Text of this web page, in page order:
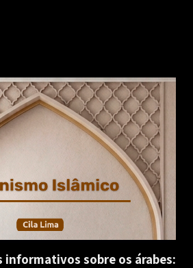
informativos sobre os árabes: